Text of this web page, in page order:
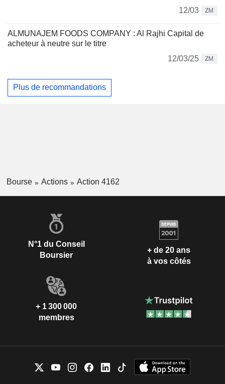
12/03
ZM
ALMUNAJEM FOODS COMPANY : Al Rajhi Capital de
acheteur à neutre sur le titre
12/03/25
ZM
Plus de recommandations
Bourse Actions Action 4162
N°1 du Conseil
Boursier
+ de 20 ans
à vos côtés
+ 1 300 000
membres